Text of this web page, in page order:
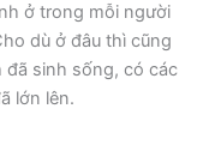
ở trong mỗi người
dù ở đâu thì cũng
sinh sống, có các
lớn lên.